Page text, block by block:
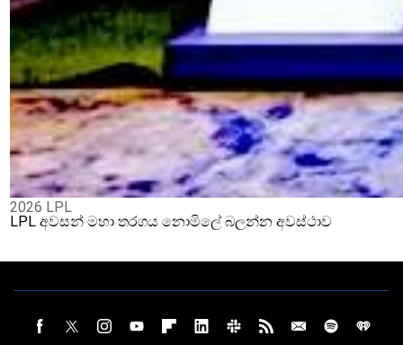
2026 LPL
LPL අවසන් මහා තරගය නොමිලේ බලන්න අවස්ථාව